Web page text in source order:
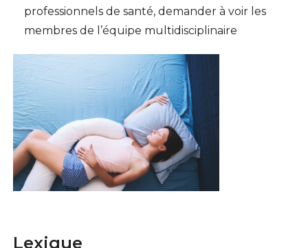
professionnels de santé, demander à voir les
membres de l’équipe multidisciplinaire
Lexique